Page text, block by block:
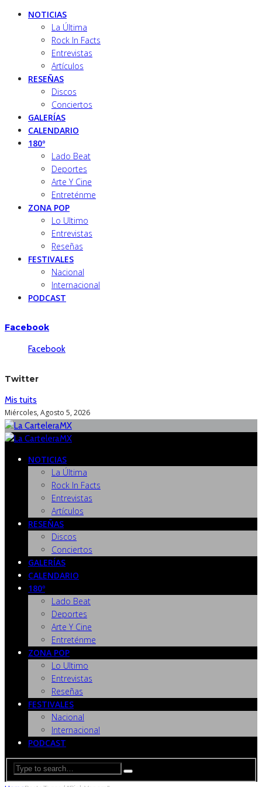
NOTICIAS
La Última
Rock In Facts
Entrevistas
Artículos
RESEÑAS
Discos
Conciertos
GALERÍAS
CALENDARIO
180º
Lado Beat
Deportes
Arte Y Cine
Entreténme
ZONA POP
Lo Ultimo
Entrevistas
Reseñas
FESTIVALES
Nacional
Internacional
PODCAST
Facebook
Facebook
Twitter
Mis tuits
Miércoles, Agosto 5, 2026
NOTICIAS
La Última
Rock In Facts
Entrevistas
Artículos
RESEÑAS
Discos
Conciertos
GALERÍAS
CALENDARIO
180º
Lado Beat
Deportes
Arte Y Cine
Entreténme
ZONA POP
Lo Ultimo
Entrevistas
Reseñas
FESTIVALES
Nacional
Internacional
PODCAST